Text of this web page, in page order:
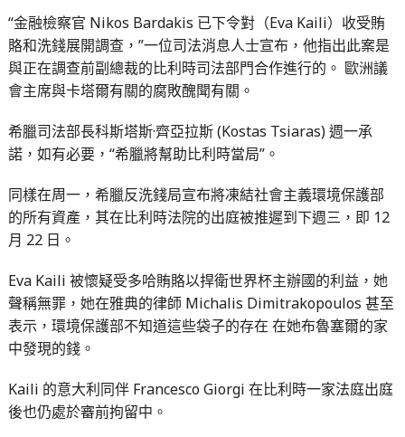
“金融檢察官 Nikos Bardakis 已下令對（Eva Kaili）收受賄
賂和洗錢展開調查，”一位司法消息人士宣布，他指出此案是
與正在調查前副總裁的比利時司法部門合作進行的。 歐洲議
會主席與卡塔爾有關的腐敗醜聞有關。
希臘司法部長科斯塔斯·齊亞拉斯 (Kostas Tsiaras) 週一承
諾，如有必要，“希臘將幫助比利時當局”。
同樣在周一，希臘反洗錢局宣布將凍結社會主義環境保護部
的所有資產，其在比利時法院的出庭被推遲到下週三，即 12
月 22 日。
Eva Kaili 被懷疑受多哈賄賂以捍衛世界杯主辦國的利益，她
聲稱無罪，她在雅典的律師 Michalis Dimitrakopoulos 甚至
表示，環境保護部不知道這些袋子的存在 在她布魯塞爾的家
中發現的錢。
Kaili 的意大利同伴 Francesco Giorgi 在比利時一家法庭出庭
後也仍處於審前拘留中。